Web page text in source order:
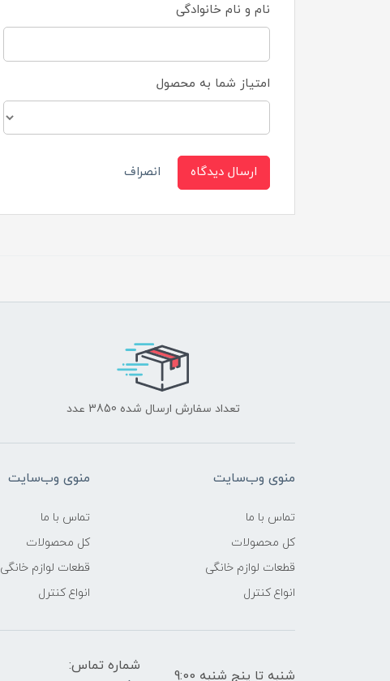
نام و نام خانوادگی
امتیاز شما به محصول
ارسال دیدگاه انصراف
تعداد سفارش ارسال شده 3850 عدد
منوی وب‌سایت
تماس با ما
کل محصولات
قطعات لوازم خانگی
انواع کنترل
منوی وب‌سایت
تماس با ما
کل محصولات
قطعات لوازم خانگی
انواع کنترل
شنبه تا پنج شنبه 9:00
شماره تماس: